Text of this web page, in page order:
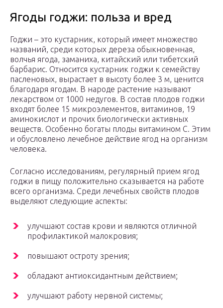
Ягоды годжи: польза и вред
Годжи – это кустарник, который имеет множество
названий, среди которых дереза обыкновенная,
волчья ягода, заманиха, китайский или тибетский
барбарис. Относится кустарник годжи к семейству
пасленовых, вырастает в высоту более 3 м, ценится
благодаря ягодам. В народе растение называют
лекарством от 1000 недугов. В состав плодов годжи
входят более 15 микроэлементов, витаминов, 19
аминокислот и прочих биологически активных
веществ. Особенно богаты плоды витамином С. Этим
и обусловлено лечебное действие ягод на организм
человека.
Согласно исследованиям, регулярный прием ягод
годжи в пищу положительно сказывается на работе
всего организма. Среди лечебных свойств плодов
выделяют следующие аспекты:
улучшают состав крови и являются отличной
профилактикой малокровия;
повышают остроту зрения;
обладают антиоксидантным действием;
улучшают работу нервной системы;